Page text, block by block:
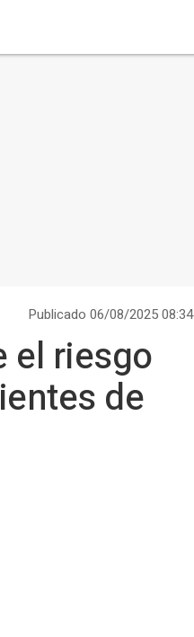
Publicado 06/08/2025 08:34
el riesgo
de